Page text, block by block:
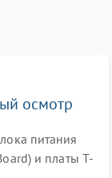
осмотр
питания
и платы T-